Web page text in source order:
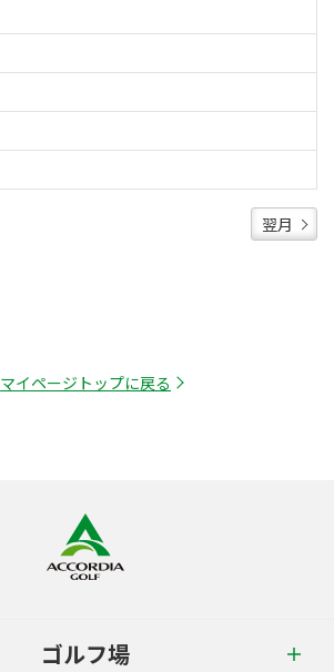
翌月
マイページトップに戻る
ゴルフ場